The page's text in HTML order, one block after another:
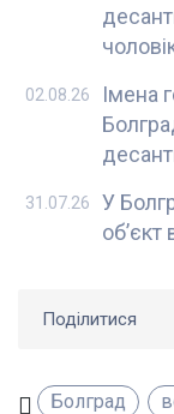
Імена
02.08.26
У
31.07.26
Поділитися
Болград